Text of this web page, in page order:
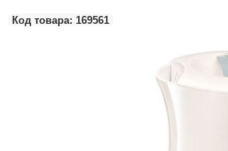
Код товара: 169561